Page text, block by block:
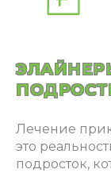
Лечение
это
подросток,